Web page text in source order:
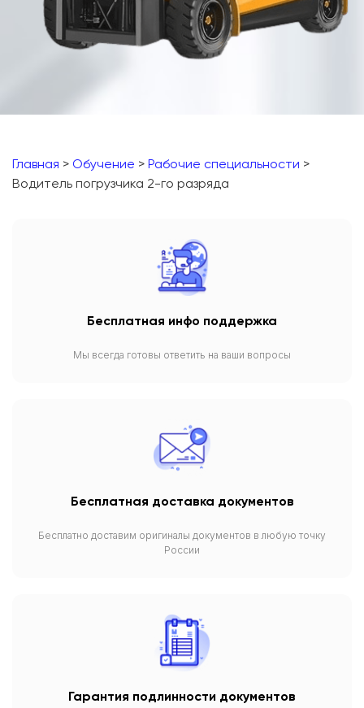
Главная > Обучение > Рабочие специальности >
Водитель погрузчика 2-го разряда
Бесплатная инфо поддержка
Мы всегда готовы ответить на ваши вопросы
Бесплатная доставка документов
Бесплатно доставим оригиналы документов в любую точку
России
Гарантия подлинности документов